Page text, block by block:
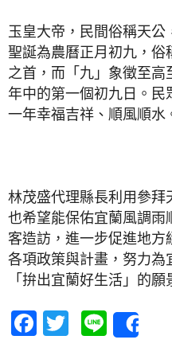
玉皇大帝，民間俗稱天
聖誕為農曆正月初九，
之首，而「九」象徵至
年中的第一個初九日。
一年幸福吉祥、順風順水
林茂盛代理縣長利用參拜
也希望能保佑宜蘭風調
客造訪，進一步促進地
各項政策與計畫，努力
「拚出宜蘭好生活」的願
Facebook
Twitter
Line